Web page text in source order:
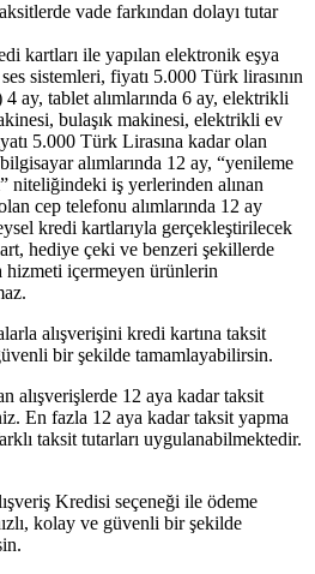
vade farkından dolayı tutar
kartları ile yapılan elektronik eşya
sistemleri, fiyatı 5.000 Türk lirasının
ay, tablet alımlarında 6 ay, elektrikli
bulaşık makinesi, elektrikli ev
5.000 Türk Lirasına kadar olan
alımlarında 12 ay, “yenileme
niteliğindeki iş yerlerinden alınan
cep telefonu alımlarında 12 ay
kredi kartlarıyla gerçekleştirilecek
hediye çeki ve benzeri şekillerde
içermeyen ürünlerin
alışverişini kredi kartına taksit
bir şekilde tamamlayabilirsin.
alışverişlerde 12 aya kadar taksit
En fazla 12 aya kadar taksit yapma
taksit tutarları uygulanabilmektedir.
Kredisi seçeneği ile ödeme
kolay ve güvenli bir şekilde